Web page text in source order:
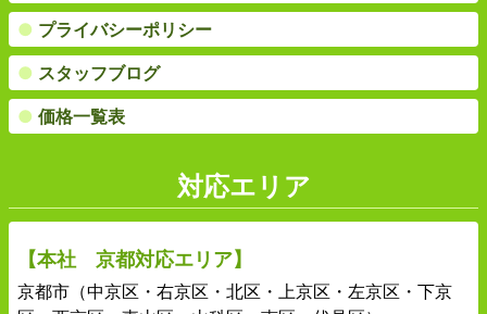
● プライバシーポリシー
● スタッフブログ
● 価格一覧表
対応エリア
【本社 京都対応エリア】
京都市（中京区・右京区・北区・上京区・左京区・下京